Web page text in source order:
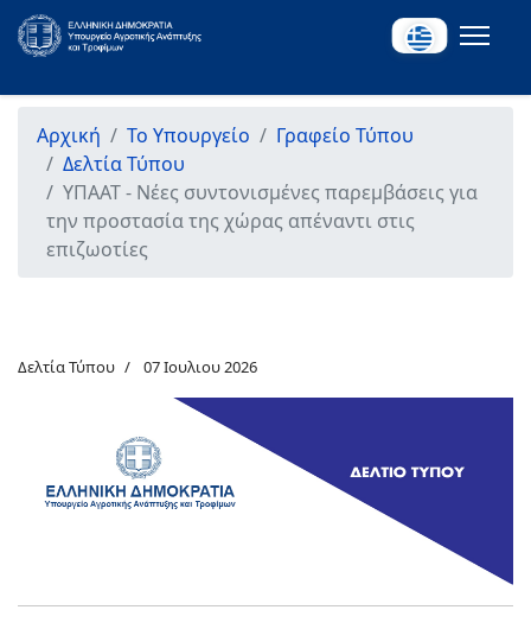
Αρχική Το Υπουργείο
Γραφείο Τύπου
Δελτία Τύπου
ΥΠΑΑΤ - Νέες συντονισμένες παρεμβάσεις για
την προστασία της χώρας απέναντι στις
επιζωοτίες
Δελτία Τύπου 07 Ιουλιου 2026